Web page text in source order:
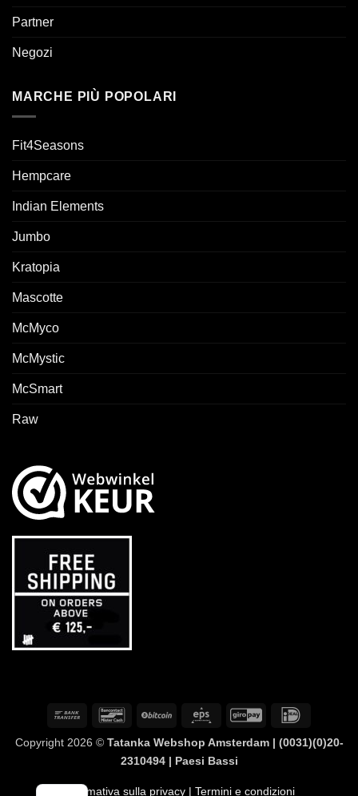
Partner
Negozi
MARCHE PIÙ POPOLARI
Fit4Seasons
Hempcare
Indian Elements
Jumbo
Kratopia
Mascotte
McMyco
McMystic
McSmart
Raw
Bonifico
BancontactBitCoin Eps GiroPay
Copyright 2026 © Tatanka Webshop Amsterdam | (0031)(0)20-
2310494 | Paesi Bassi
Informativa sulla privacy | Termini e condizioni